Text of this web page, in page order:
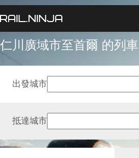
仁川廣域市至首爾 的列車
出發城市
抵達城市